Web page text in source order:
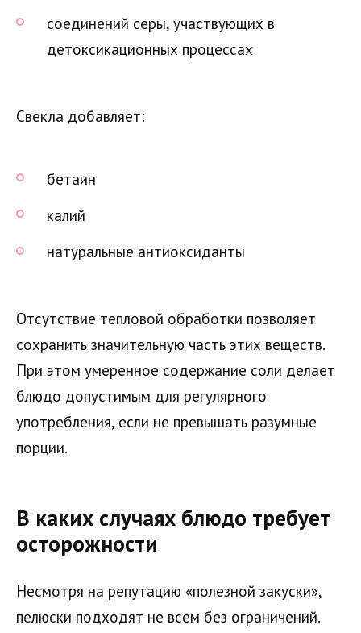
соединений серы, участвующих в
детоксикационных процессах
Свекла добавляет:
бетаин
калий
натуральные антиоксиданты
Отсутствие тепловой обработки позволяет
сохранить значительную часть этих веществ.
При этом умеренное содержание соли делает
блюдо допустимым для регулярного
употребления, если не превышать разумные
порции.
В каких случаях блюдо требует
осторожности
Несмотря на репутацию «полезной закуски»,
пелюски подходят не всем без ограничений.